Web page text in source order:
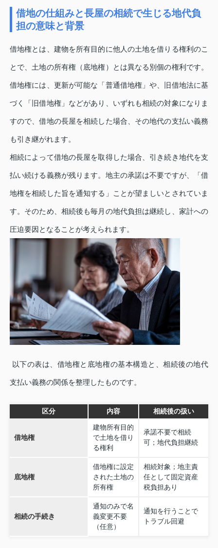
借地の仕組みと長屋の相続で生じる地代負
担の意味と背景
借地権とは、建物を所有目的に他人の土地を借りる権利のこ
とで、土地の所有権（底地権）とは異なる別個の権利です。
借地権には、更新が可能な「普通借地権」や、旧借地法に基
づく「旧借地権」などがあり、いずれも相続の対象になりま
すので、借地の長屋を相続した場合、その地代の支払い義務
も引き継がれます。
相続によって借地の長屋を取得した場合、引き続き地代を支
払い続ける義務が残ります。地主の承諾は不要ですが、「借
地権を相続した旨を通知する」ことが望ましいとされていま
す。そのため、相続後も毎月の地代負担は継続し、家計への
圧迫要因となることが考えられます。
以下の表は、借地権と底地権の基本構造と、相続後の地代
支払い義務の関係を整理したものです。
区分 内容 相続後の扱い
借地権
建物所有目的
で土地を借り
る権利
承諾不要で相続
可；地代負担継続
底地権
借地権に設定
された土地の
所有権
相続対象；地主責
任として固定資産
税負担あり
相続の手続き
通知のみで名
義変更不要
（任意）
通知を行うことで
トラブル回避